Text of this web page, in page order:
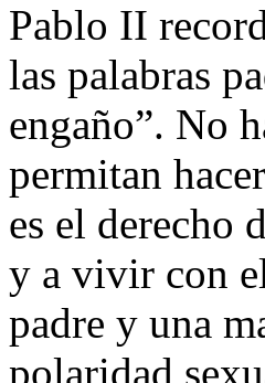
Pablo II
las palabras
engaño”. No
permitan
es el derecho
y a vivir con
padre y una
polaridad